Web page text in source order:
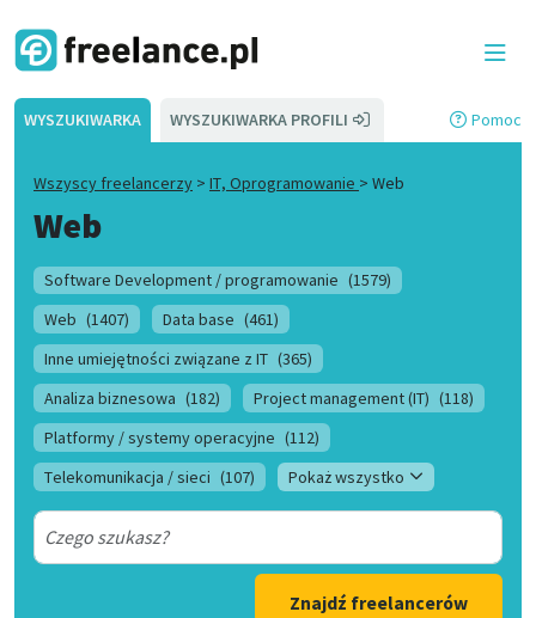
WYSZUKIWARKA WYSZUKIWARKA PROFILI Pomoc
Wszyscy freelancerzy > IT, Oprogramowanie > Web
Web
Software Development / programowanie (1579)
Web (1407) Data base (461)
Inne umiejętności związane z IT (365)
Analiza biznesowa (182) Project management (IT) (118)
Platformy / systemy operacyjne (112)
Telekomunikacja / sieci (107) Pokaż wszystko
Znajdź freelancerów